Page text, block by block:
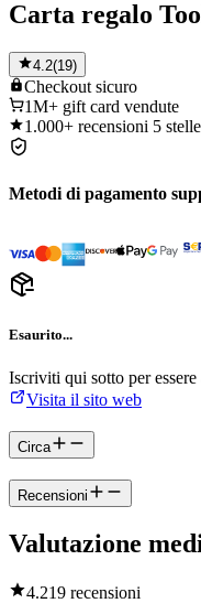
Carta regalo
4.2(19)
Checkout sicuro
1M+ gift card vendute
1.000+ recensioni 5 stelle
Metodi di pagamento
Esaurito...
Iscriviti qui sotto per
Visita il sito web
Circa
Recensioni
Valutazione
4.219 recensioni